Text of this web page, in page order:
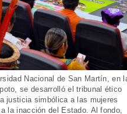
Nacional de San Martín, en
se desarrolló el tribunal ético
justicia simbólica a las mujeres
la inacción del Estado. Al fondo,